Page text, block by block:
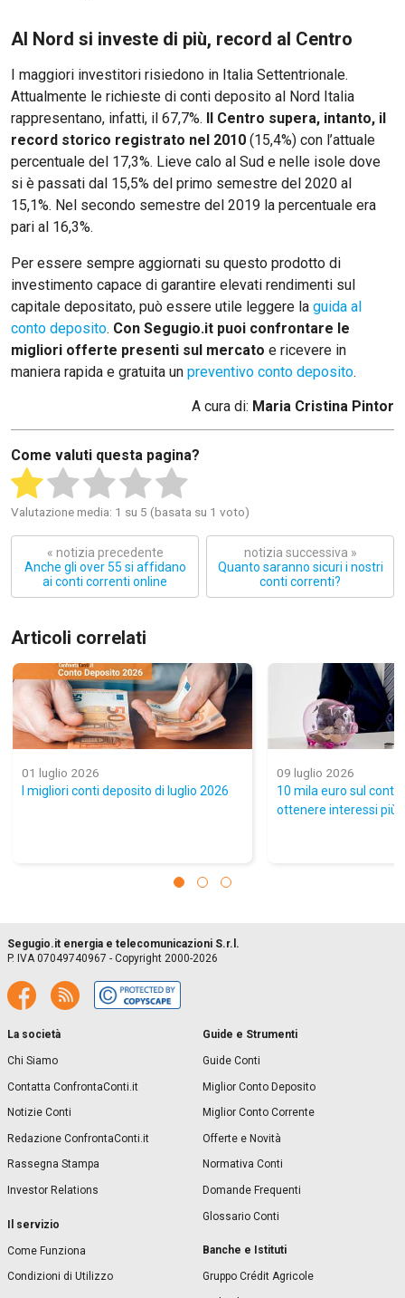
Al Nord si investe di più, record al Centro
I maggiori investitori risiedono in Italia Settentrionale.
Attualmente le richieste di conti deposito al Nord Italia
rappresentano, infatti, il 67,7%. Il Centro supera, intanto, il
record storico registrato nel 2010 (15,4%) con l’attuale
percentuale del 17,3%. Lieve calo al Sud e nelle isole dove
si è passati dal 15,5% del primo semestre del 2020 al
15,1%. Nel secondo semestre del 2019 la percentuale era
pari al 16,3%.
Per essere sempre aggiornati su questo prodotto di
investimento capace di garantire elevati rendimenti sul
capitale depositato, può essere utile leggere la guida al
conto deposito. Con Segugio.it puoi confrontare le
migliori offerte presenti sul mercato e ricevere in
maniera rapida e gratuita un preventivo conto deposito.
A cura di: Maria Cristina Pintor
Come valuti questa pagina?
Valutazione media: 1 su 5 (basata su 1 voto)
« notizia precedente
Anche gli over 55 si affidano
ai conti correnti online
notizia successiva »
Quanto saranno sicuri i nostri
conti correnti?
Articoli correlati
01 luglio 2026
I migliori conti deposito di luglio 2026
09 luglio 2026
10 mila euro sul
ottenere interessi più
La società
Chi Siamo
Contatta ConfrontaConti.it
Notizie Conti
Redazione ConfrontaConti.it
Rassegna Stampa
Investor Relations
Il servizio
Come Funziona
Condizioni di Utilizzo
Guide e Strumenti
Guide Conti
Miglior Conto Deposito
Miglior Conto Corrente
Offerte e Novità
Normativa Conti
Domande Frequenti
Glossario Conti
Banche e Istituti
Gruppo Crédit Agricole
Segugio.it energia e telecomunicazioni S.r.l.
P. IVA 07049740967 - Copyright 2000-2026